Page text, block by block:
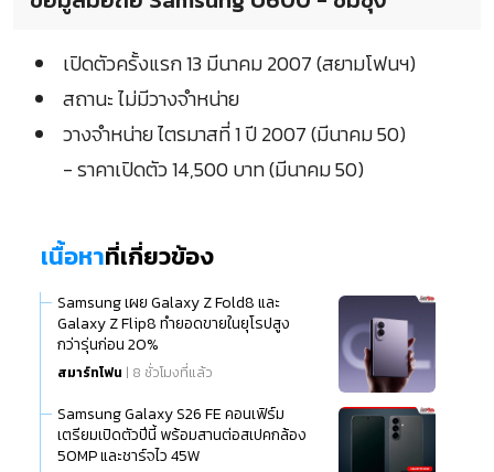
เปิดตัวครั้งแรก 13 มีนาคม 2007 (สยามโฟนฯ)
สถานะ ไม่มีวางจำหน่าย
วางจำหน่าย ไตรมาสที่ 1 ปี 2007 (มีนาคม 50)
- ราคาเปิดตัว 14,500 บาท (มีนาคม 50)
เนื้อหาที่เกี่ยวข้อง
Samsung เผย Galaxy Z Fold8 และ
Galaxy Z Flip8 ทำยอดขายในยุโรปสูง
กว่ารุ่นก่อน 20%
สมาร์ทโฟน | 8 ชั่วโมงที่แล้ว
Samsung Galaxy S26 FE คอนเฟิร์ม
เตรียมเปิดตัวปีนี้ พร้อมสานต่อสเปคกล้อง
50MP และชาร์จไว 45W